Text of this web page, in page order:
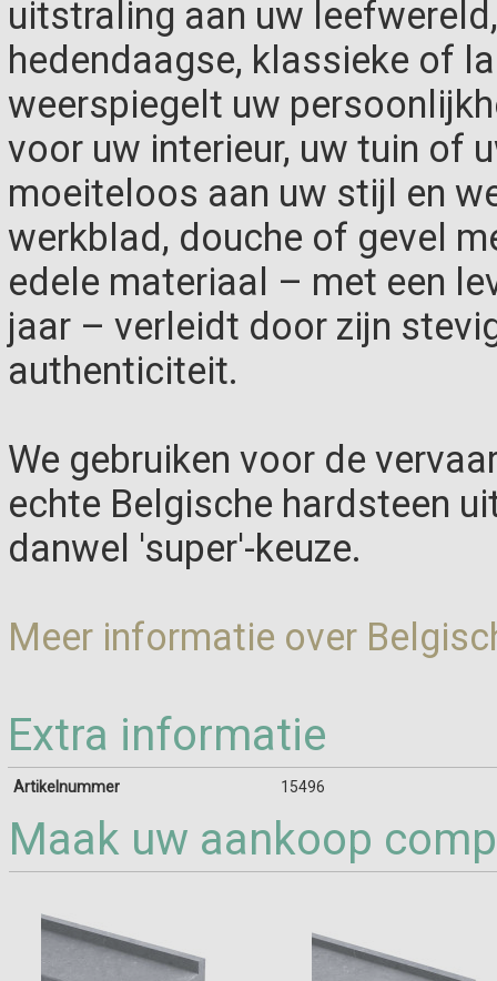
uitstraling aan uw
hedendaagse, klassieke of
weerspiegelt uw
voor uw interieur, uw tuin of
moeiteloos aan uw stijl en
werkblad, douche of gevel
edele materiaal – met een
jaar – verleidt door zijn
authenticiteit.
We gebruiken voor de
echte Belgische hardsteen
danwel 'super'-keuze.
Meer informatie over
Extra informatie
Artikelnummer 15496
Maak uw aankoop